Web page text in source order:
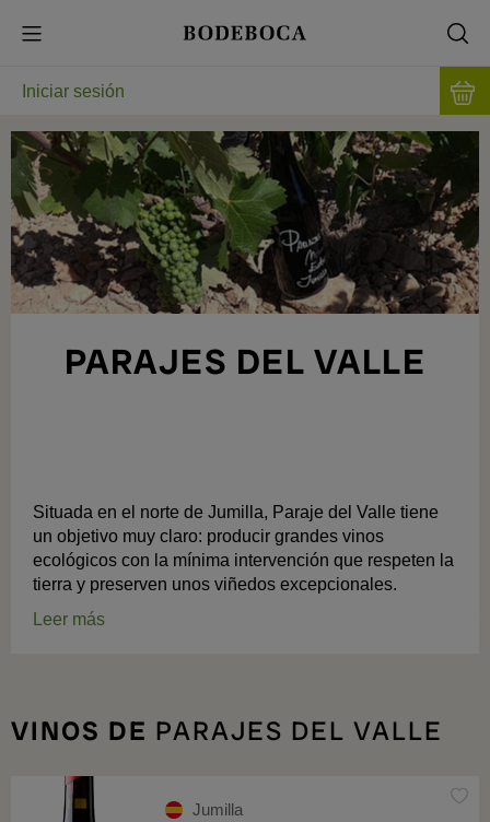
Iniciar sesión
PARAJES DEL VALLE
Situada en el norte de Jumilla, Paraje del Valle tiene
un objetivo muy claro: producir grandes vinos
ecológicos con la mínima intervención que respeten la
tierra y preserven unos viñedos excepcionales.
Leer más
VINOS DE PARAJES DEL VALLE
Jumilla